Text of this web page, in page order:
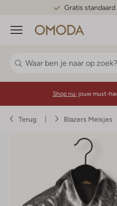
Gratis
Menu
Shop nu: jouw must-
Terug Blazers Meisjes